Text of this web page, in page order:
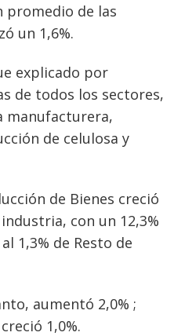
promedio de las
un 1,6%.
explicado por
de todos los sectores,
manufacturera,
de celulosa y
de Bienes creció
con un 12,3%
1,3% de Resto de
aumentó 2,0% ;
1,0%.